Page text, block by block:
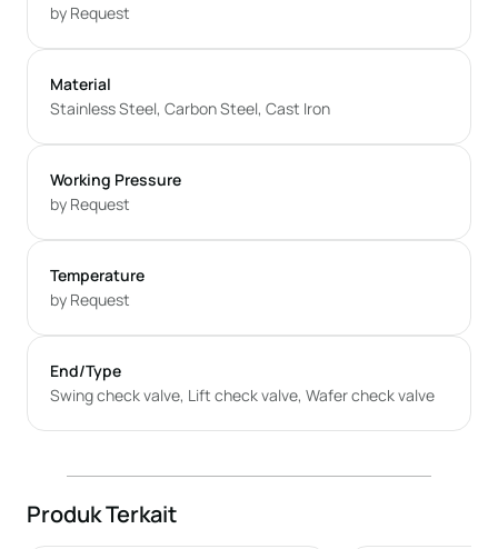
by Request
Material
Stainless Steel, Carbon Steel, Cast Iron
Working Pressure
by Request
Temperature
by Request
End/Type
Swing check valve, Lift check valve, Wafer check valve
Produk Terkait